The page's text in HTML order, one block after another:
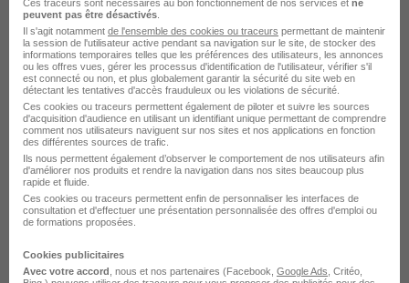
Micro Contrôle Spectra Physics - MKS
Beaune-la-Rolande - 45 CDI
Voir l’offre
il y a 1 heure
Responsable Fruits et Legumes H/F
Groupement Mousquetaires
Ces traceurs sont nécessaires au bon fonctionnement de nos services et ne
peuvent pas être désactivés
Il s'agit notamment de l'ensemble des cookies ou traceurs permettant de maintenir
la session de l'utilisateur active pendant sa navigation sur le site, de stocker des
informations temporaires telles que les préférences des utilisateurs, les annonces
ou les offres vues, gérer les processus d'identification de l'utilisateur, vérifier s'il
est connecté ou non, et plus globalement garantir la sécurité du site web en
détectant les tentatives d'accès frauduleux ou les violations de sécurité.
Ces cookies ou traceurs permettent également de piloter et suivre les sources
d'acquisition d'audience en utilisant un identifiant unique permettant de comprendre
comment nos utilisateurs naviguent sur nos sites et nos applications en fonction
des différentes sources de trafic.
Ils nous permettent également d’observer le comportement de nos utilisateurs afin
d'améliorer nos produits et rendre la navigation dans nos sites beaucoup plus
rapide et fluide.
Ces cookies ou traceurs permettent enfin de personnaliser les interfaces de
consultation et d'effectuer une présentation personnalisée des offres d'emploi ou
de formations proposées.
Cookies publicitaires
Avec votre accord , nous et nos partenaires (Facebook, Google Ads , Critéo,